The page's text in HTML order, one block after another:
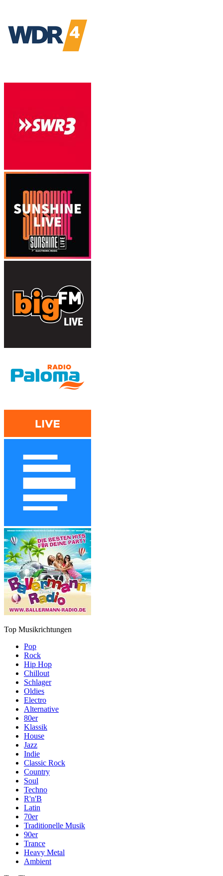
Top Musikrichtungen
Pop
Rock
Hip Hop
Chillout
Schlager
Oldies
Electro
Alternative
80er
Klassik
House
Jazz
Indie
Classic Rock
Country
Soul
Techno
R'n'B
Latin
70er
Traditionelle Musik
90er
Trance
Heavy Metal
Ambient